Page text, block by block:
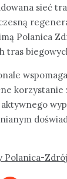
sieć
Polanica
tras
Polanica-Zdrój